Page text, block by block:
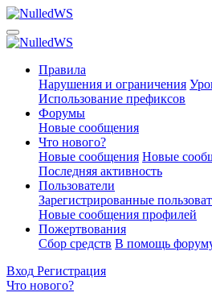
Правила
Нарушения и ограничения
Использование префиксов
Форумы
Новые сообщения
Что нового?
Новые сообщения Новые
Последняя активность
Пользователи
Зарегистрированные
Новые сообщения профилей
Пожертвования
Сбор средств В помощь
Вход Регистрация
Что нового?